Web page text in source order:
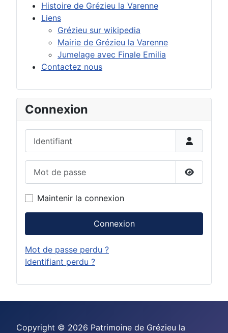
Histoire de Grézieu la Varenne
Liens
Grézieu sur wikipedia
Mairie de Grézieu la Varenne
Jumelage avec Finale Emilia
Contactez nous
Connexion
Afficher
Maintenir la connexion
Connexion
Mot de passe perdu ?
Identifiant perdu ?
Copyright © 2026 Patrimoine de Grézieu la